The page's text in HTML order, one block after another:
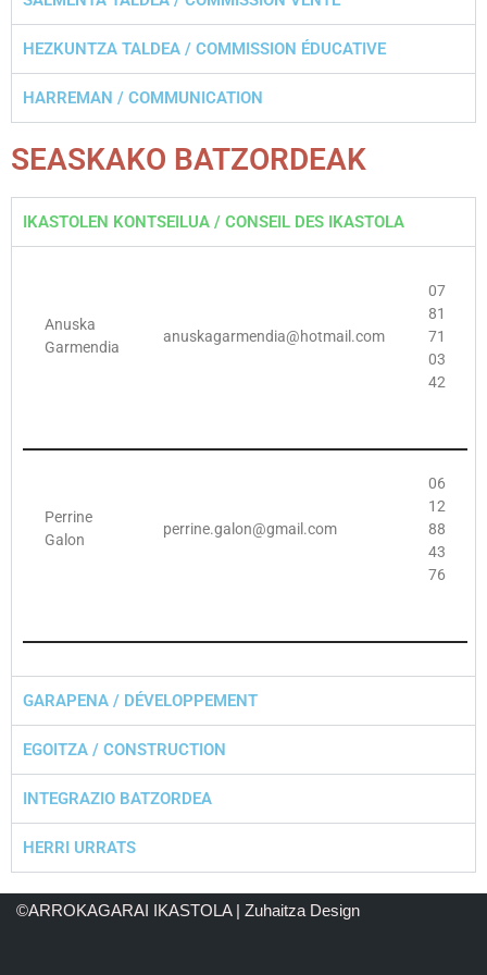
HEZKUNTZA TALDEA / COMMISSION ÉDUCATIVE
HARREMAN / COMMUNICATION
SEASKAKO BATZORDEAK
IKASTOLEN KONTSEILUA / CONSEIL DES IKASTOLA
Anuska
Garmendia
anuskagarmendia@hotmail.com
07
81
71
03
42
Perrine
Galon
perrine.galon@gmail.com
06
12
88
43
76
GARAPENA / DÉVELOPPEMENT
EGOITZA / CONSTRUCTION
INTEGRAZIO BATZORDEA
HERRI URRATS
©ARROKAGARAI IKASTOLA | Zuhaitza Design